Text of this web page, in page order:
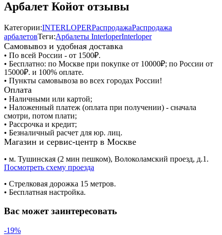
Арбалет Койот отзывы
Категории:INTERLOPERРаспродажаРаспродажа
арбалетовТеги:Арбалеты InterloperInterloper
Самовывоз и удобная доставка
• По всей России - от 1500₽.
• Бесплатно: по Москве при покупке от 10000₽; по России от
15000₽. и 100% оплате.
• Пункты самовывоза во всех городах России!
Оплата
• Наличными или картой;
• Наложенный платеж (оплата при получении) - сначала
смотри, потом плати;
• Рассрочка и кредит;
• Безналичный расчет для юр. лиц.
Магазин и сервис-центр в Москве
• м. Тушинская (2 мин пешком), Волоколамский проезд, д.1.
Посмотреть схему проезда
• Cтрелковая дорожка 15 метров.
• Бесплатная настройка.
Вас может заинтересовать
-19%